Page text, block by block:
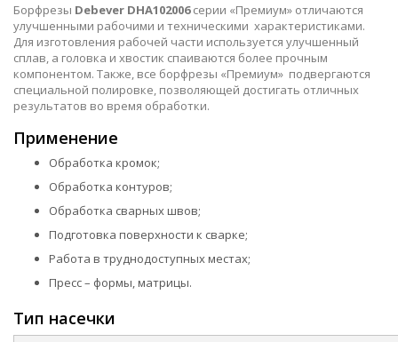
Борфрезы Debever DHA102006серии «Премиум» отличаются
улучшенными рабочими и техническими характеристиками.
Для изготовления рабочей части используется улучшенный
сплав, а головка и хвостик спаиваются более прочным
компонентом. Также, все борфрезы «Премиум» подвергаются
специальной полировке, позволяющей достигать отличных
результатов во время обработки.
Применение
Обработка кромок;
Обработка контуров;
Обработка сварных швов;
Подготовка поверхности к сварке;
Работа в труднодоступных местах;
Пресс – формы, матрицы.
Тип насечки